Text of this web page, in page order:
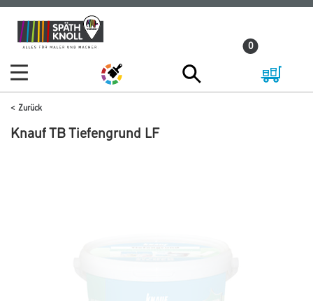
Zum
Inhalt
Zum
Navigationsmenü
0
Zurück
Knauf TB Tiefengrund LF